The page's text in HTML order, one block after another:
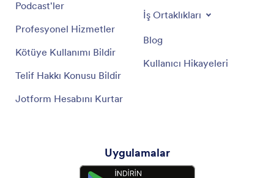
Podcast'ler
Profesyonel Hizmetler
Kötüye Kullanımı Bildir
Telif Hakkı Konusu Bildir
Jotform Hesabını Kurtar
İş Ortaklıkları
Blog
Kullanıcı Hikayeleri
Uygulamalar